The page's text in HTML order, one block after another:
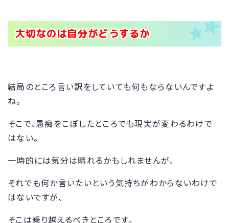
大切なのは自分がどうするか
結局のところ言い訳をしていても何もならないんですよ
ね。
そこで、愚痴をこぼしたところでも現実が変わるわけで
はない。
一時的には気分は晴れるかもしれませんが。
それでも何か言いたいという気持ちがわからないわけで
はないですが、
そこは乗り越えるべきところです。